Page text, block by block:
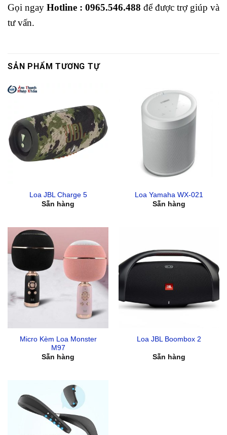
Gọi ngay Hotline : 0965.546.488 để được trợ giúp và
tư vấn.
SẢN PHẨM TƯƠNG TỰ
Loa JBL Charge 5
Sẵn hàng
Loa Yamaha WX-021
Sẵn hàng
Micro Kèm Loa Monster
M97
Sẵn hàng
Loa JBL Boombox 2
Sẵn hàng